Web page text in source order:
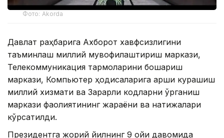
Фото: Akorda
Давлат раҳбарига Ахборот хавфсизлигини
таъминлаш миллий мувофиқлаштириш маркази,
Телекоммуникация тармоқларини бошқариш
маркази, Компьютер ҳодисаларига қарши курашиш
миллий хизмати ва Зарарли кодларни ўрганиш
маркази фаолиятининг жараёни ва натижалари
кўрсатилди.
Президентга жорий йилнинг 9 ойи давомида